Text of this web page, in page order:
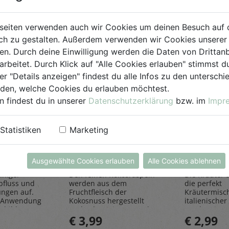
und
auf.
Kokosraspeln
250g
Rapunzel Naturkost
Den feinen Kokosraspeln
werden aus dem
Fruchtfleisch der
Kokosnuss hergestellt
und geben einen Hauch
Exotik in köstliche Kuchen
& Kekse
€ 3,99
Kräuter
Sonnentor
Die Kräuter
die perfekt
italienischer
rundet
und
€ 2,99
verwenden auch wir Cookies um deinen Besuch auf
zu gestalten. Außerdem verwenden wir Cookies
Durch deine Einwilligung werden die Daten von
Durch Klick auf "Alle Cookies erlauben" stimmst
"Details anzeigen" findest du alle Infos zu den
welche Cookies du erlauben möchtest.
findest du in unserer Datenschutzerklärung bzw. im
Statistiken Marketing
Ausgewählte Cookies erlauben Alle Cookies ablehnen